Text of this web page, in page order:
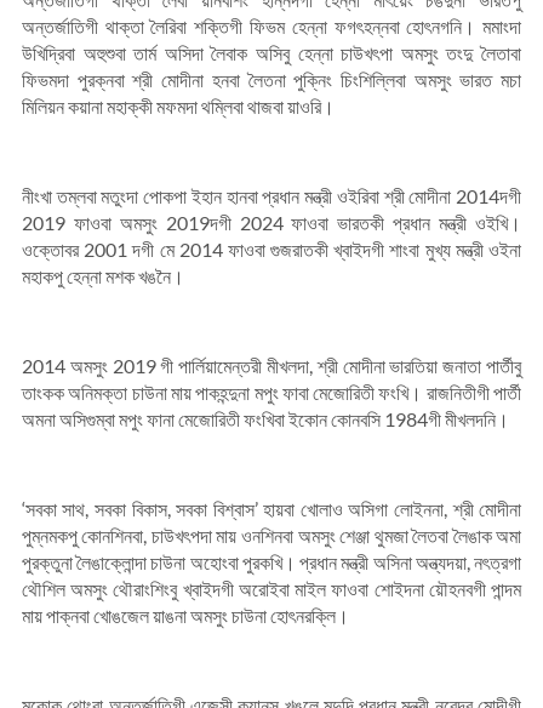
অন্তর্জাতিগী থাক্তা লৈরিবা শক্তিগী ফিভম হেন্না ফগৎহন্নবা হোৎনগনি। মমাংদা
উখিদ্রিবা অহুশুবা তার্ম অসিদা লৈবাক অসিবু হেন্না চাউখৎপা অমসুং তংদু লৈতাবা
ফিভমদা পুরক্নবা শ্রী মোদীনা হনবা লৈতনা পুক্নিং চিংশিল্লিবা অমসুং ভারত মচা
মিলিয়ন কয়ানা মহাক্কী মফমদা থম্লিবা থাজবা য়াওরি।
নীংখা তম্লবা মতুংদা পোকপা ইহান হানবা প্রধান মন্ত্রী ওইরিবা শ্রী মোদীনা 2014দগী
2019 ফাওবা অমসুং 2019দগী 2024 ফাওবা ভারতকী প্রধান মন্ত্রী ওইখি।
ওক্তোবর 2001 দগী মে 2014 ফাওবা গুজরাতকী খ্বাইদগী শাংবা মুখ্য মন্ত্রী ওইনা
মহাকপু হেন্না মশক খঙনৈ।
2014 অমসুং 2019 গী পার্লিয়ামেন্তরী মীখলদা, শ্রী মোদীনা ভারতিয়া জনাতা পার্তীবু
তাংকক অনিমক্তা চাউনা মায় পাকহন্দুনা মপুং ফাবা মেজোরিতী ফংখি। রাজনিতীগী পার্তী
অমনা অসিগুম্বা মপুং ফানা মেজোরিতী ফংখিবা ইকোন কোনবসি 1984গী মীখলদনি।
‘সবকা সাথ, সবকা বিকাস, সবকা বিশ্বাস’ হায়বা খোলাও অসিগা লোইননা, শ্রী মোদীনা
পুম্নমকপু কোনশিনবা, চাউখৎপদা মায় ওনশিনবা অমসুং শেঞ্জা থুমজা লৈতবা লৈঙাক অমা
পুরক্তুনা লৈঙাক্লোন্দা চাউনা অহোংবা পুরকখি। প্রধান মন্ত্রী অসিনা অন্ত্যদয়া, নৎত্রগা
থৌশিল অমসুং থৌরাংশিংবু খ্বাইদগী অরোইবা মাইল ফাওবা শোইদনা য়ৌহনবগী পান্দম
মায় পাক্নবা খোঙজেল য়াঙনা অমসুং চাউনা হোৎনরক্লি।